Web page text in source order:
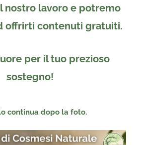
nostro lavoro e potremo
offrirti contenuti gratuiti.
per il tuo prezioso
sostegno!
continua dopo la foto.